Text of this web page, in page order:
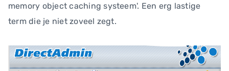
memory object caching systeem'. Een erg lastige
term die je niet zoveel zegt.